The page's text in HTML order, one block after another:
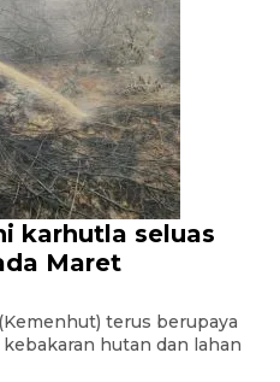
karhutla seluas
Maret
terus berupaya
hutan dan lahan